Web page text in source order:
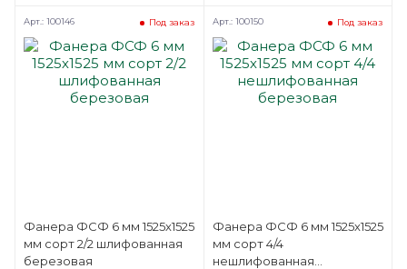
Фанера ФСФ 6 мм 1525х1525
мм сорт 2/2 шлифованная
березовая
Под заказ
Арт.: 100146
Фанера ФСФ 6 мм 1525х1525
мм сорт 4/4
нешлифованная
Под заказ
Арт.: 100150